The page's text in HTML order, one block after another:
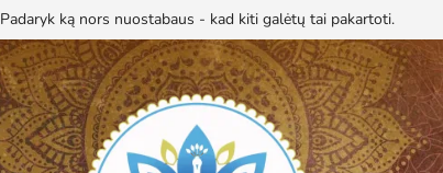
Padaryk ką nors nuostabaus - kad kiti galėtų tai pakartoti.